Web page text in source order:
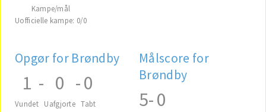
Kampe/mål
Uofficielle kampe: 0/0
Opgør for Brøndby
1
Vundet
- 0
Uafgjorte
-0
Tabt
Målscore for
Brøndby
5-0